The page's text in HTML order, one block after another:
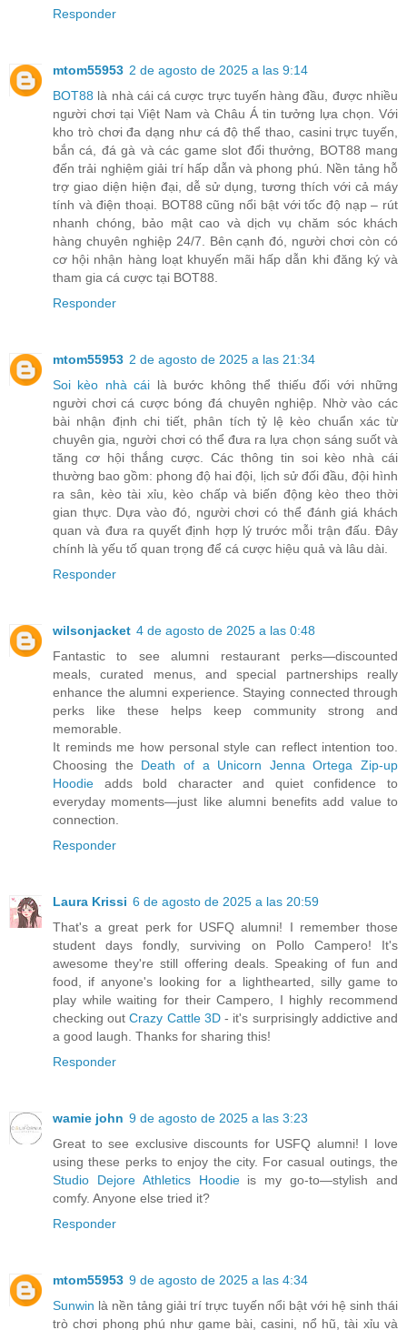
Responder
mtom55953 2 de agosto de 2025 a las 9:14
BOT88 là nhà cái cá cược trực tuyến hàng đầu, được nhiều
người chơi tại Việt Nam và Châu Á tin tưởng lựa chọn. Với
kho trò chơi đa dạng như cá độ thể thao, casini trực tuyến,
bắn cá, đá gà và các game slot đổi thưởng, BOT88 mang
đến trải nghiệm giải trí hấp dẫn và phong phú. Nền tảng hỗ
trợ giao diện hiện đại, dễ sử dụng, tương thích với cả máy
tính và điện thoại. BOT88 cũng nổi bật với tốc độ nạp – rút
nhanh chóng, bảo mật cao và dịch vụ chăm sóc khách
hàng chuyên nghiệp 24/7. Bên cạnh đó, người chơi còn có
cơ hội nhận hàng loạt khuyến mãi hấp dẫn khi đăng ký và
tham gia cá cược tại BOT88.
Responder
mtom55953 2 de agosto de 2025 a las 21:34
Soi kèo nhà cái là bước không thể thiếu đối với những
người chơi cá cược bóng đá chuyên nghiệp. Nhờ vào các
bài nhận định chi tiết, phân tích tỷ lệ kèo chuẩn xác từ
chuyên gia, người chơi có thể đưa ra lựa chọn sáng suốt và
tăng cơ hội thắng cược. Các thông tin soi kèo nhà cái
thường bao gồm: phong độ hai đội, lịch sử đối đầu, đội hình
ra sân, kèo tài xỉu, kèo chấp và biến động kèo theo thời
gian thực. Dựa vào đó, người chơi có thể đánh giá khách
quan và đưa ra quyết định hợp lý trước mỗi trận đấu. Đây
chính là yếu tố quan trọng để cá cược hiệu quả và lâu dài.
Responder
wilsonjacket 4 de agosto de 2025 a las 0:48
Fantastic to see alumni restaurant perks—discounted
meals, curated menus, and special partnerships really
enhance the alumni experience. Staying connected through
perks like these helps keep community strong and
memorable.
It reminds me how personal style can reflect intention too.
Choosing the Death of a Unicorn Jenna Ortega Zip‑up
Hoodie adds bold character and quiet confidence to
everyday moments—just like alumni benefits add value to
connection.
Responder
Laura Krissi 6 de agosto de 2025 a las 20:59
That's a great perk for USFQ alumni! I remember those
student days fondly, surviving on Pollo Campero! It's
awesome they're still offering deals. Speaking of fun and
food, if anyone's looking for a lighthearted, silly game to
play while waiting for their Campero, I highly recommend
checking outCrazy Cattle 3D- it's surprisingly addictive and
a good laugh. Thanks for sharing this!
Responder
wamie john 9 de agosto de 2025 a las 3:23
Great to see exclusive discounts for USFQ alumni! I love
using these perks to enjoy the city. For casual outings, the
Studio Dejore Athletics Hoodieis my go-to—stylish and
comfy. Anyone else tried it?
Responder
mtom55953 9 de agosto de 2025 a las 4:34
Sunwin là nền tảng giải trí trực tuyến nổi bật với hệ sinh thái
trò chơi phong phú như game bài, casini, nổ hũ, tài xỉu và